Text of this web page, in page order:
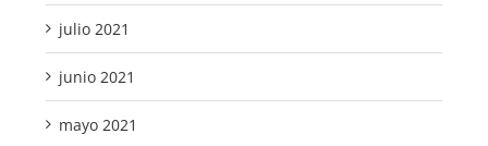
julio 2021
junio 2021
mayo 2021